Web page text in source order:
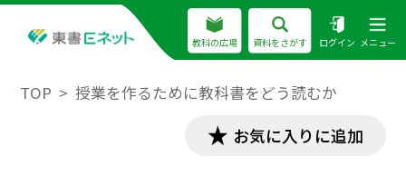
教科の広場 資料をさがす ログイン メニュー
TOP 授業を作るために教科書をどう読むか
お気に入りに追加